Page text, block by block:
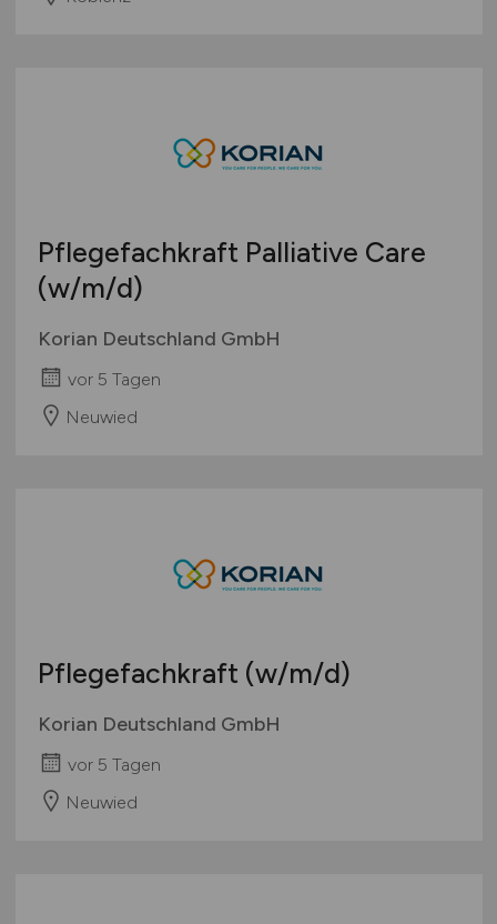
Pflegefachkraft Palliative Care
(w/m/d)
Korian Deutschland GmbH
vor 5 Tagen
Neuwied
Pflegefachkraft (w/m/d)
Korian Deutschland GmbH
vor 5 Tagen
Neuwied